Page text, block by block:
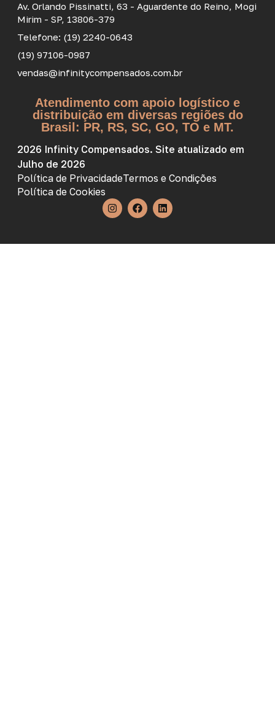
Av. Orlando Pissinatti, 63 - Aguardente do Reino, Mogi
Mirim - SP, 13806-379
Telefone: (19) 2240-0643
(19) 97106-0987
vendas@infinitycompensados.com.br
Atendimento com apoio logístico e
distribuição em diversas regiões do
Brasil: PR, RS, SC, GO, TO e MT.
2026 Infinity Compensados. Site atualizado em
Julho de 2026
Política de PrivacidadeTermos e Condições
Política de Cookies